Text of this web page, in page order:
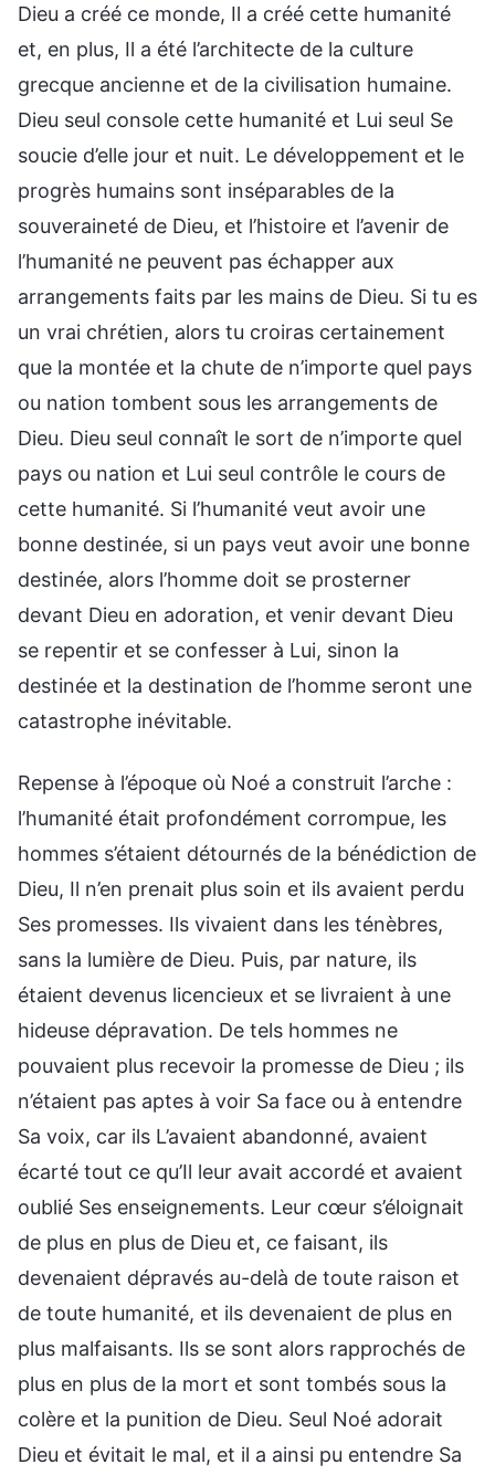
Dieu a créé ce monde, Il a créé cette humanité
et, en plus, Il a été l’architecte de la culture
grecque ancienne et de la civilisation humaine.
Dieu seul console cette humanité et Lui seul Se
soucie d’elle jour et nuit. Le développement et le
progrès humains sont inséparables de la
souveraineté de Dieu, et l’histoire et l’avenir de
l’humanité ne peuvent pas échapper aux
arrangements faits par les mains de Dieu. Si tu es
un vrai chrétien, alors tu croiras certainement
que la montée et la chute de n’importe quel pays
ou nation tombent sous les arrangements de
Dieu. Dieu seul connaît le sort de n’importe quel
pays ou nation et Lui seul contrôle le cours de
cette humanité. Si l’humanité veut avoir une
bonne destinée, si un pays veut avoir une bonne
destinée, alors l’homme doit se prosterner
devant Dieu en adoration, et venir devant Dieu
se repentir et se confesser à Lui, sinon la
destinée et la destination de l’homme seront une
catastrophe inévitable.
Repense à l’époque où Noé a construit l’arche :
l’humanité était profondément corrompue, les
hommes s’étaient détournés de la bénédiction de
Dieu, Il n’en prenait plus soin et ils avaient perdu
Ses promesses. Ils vivaient dans les ténèbres,
sans la lumière de Dieu. Puis, par nature, ils
étaient devenus licencieux et se livraient à une
hideuse dépravation. De tels hommes ne
pouvaient plus recevoir la promesse de Dieu ; ils
n’étaient pas aptes à voir Sa face ou à entendre
Sa voix, car ils L’avaient abandonné, avaient
écarté tout ce qu’Il leur avait accordé et avaient
oublié Ses enseignements. Leur cœur s’éloignait
de plus en plus de Dieu et, ce faisant, ils
devenaient dépravés au-delà de toute raison et
de toute humanité, et ils devenaient de plus en
plus malfaisants. Ils se sont alors rapprochés de
plus en plus de la mort et sont tombés sous la
colère et la punition de Dieu. Seul Noé adorait
Dieu et évitait le mal, et il a ainsi pu entendre Sa